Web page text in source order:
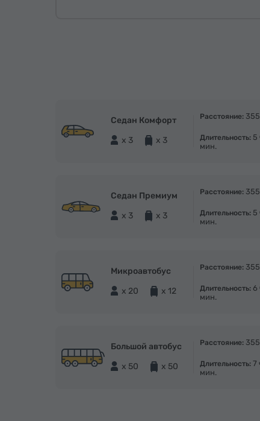
Седан Комфорт
x 3
x 3
Расстояние:
Длительность: 5
мин.
Седан Премиум
x 3
x 3
Расстояние:
Длительность: 5
мин.
Микроавтобус
x 20
x 12
Расстояние:
Длительность: 6
мин.
Большой автобус
x 50
x 50
Расстояние:
Длительность: 7
мин.